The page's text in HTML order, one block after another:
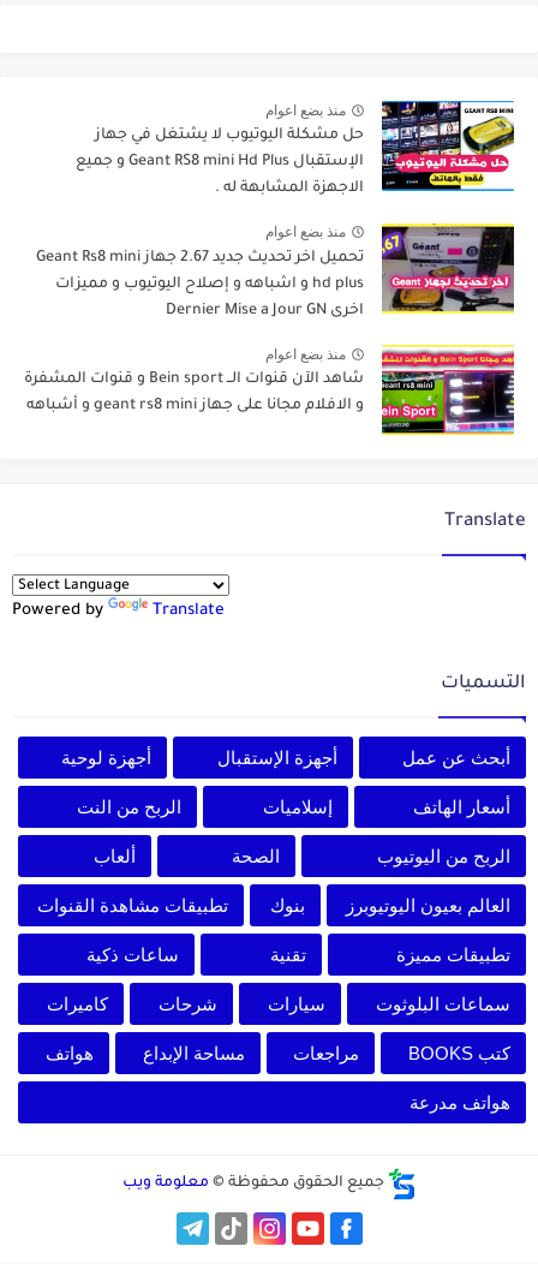
منذ بضع اعوام
حل مشكلة اليوتيوب لا يشتغل في جهاز
الإستقبال Geant RS8 mini Hd Plus و جميع
الاجهزة المشابهة له .
منذ بضع اعوام
تحميل اخر تحديث جديد 2.67 جهاز Geant Rs8 mini
hd plus و اشباهه و إصلاح اليوتيوب و مميزات
اخرى Dernier Mise a Jour GN
منذ بضع اعوام
شاهد الآن قنوات الــ Bein sport و قنوات المشفرة
و الافلام مجانا على جهاز geant rs8 mini و أشباهه
Translate
Powered by Translate
التسميات
أبحث عن عمل أجهزة الإستقبال أجهزة لوحية
أسعار الهاتف إسلاميات الربح من النت
الربح من اليوتيوب الصحة ألعاب
العالم بعيون اليوتيوبرز بنوك تطبيقات مشاهدة القنوات
تطبيقات مميزة تقنية ساعات ذكية
سماعات البلوثوت سيارات شرحات كاميرات
كتب BOOKS مراجعات مساحة الإبداع هواتف
هواتف مدرعة
جميع الحقوق محفوظة © معلومة ويب